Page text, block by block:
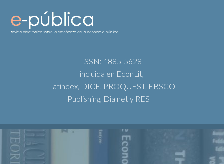
ISSN: 1885-5628
incluida en EconLit,
Latindex, DICE, PROQUEST, EBSCO
Publishing, Dialnet y RESH